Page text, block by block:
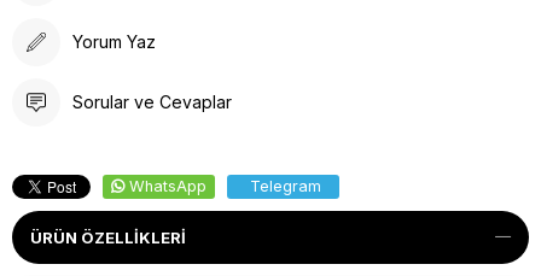
Yorum Yaz
Sorular ve Cevaplar
WhatsApp Telegram
ÜRÜN ÖZELLIKLERI